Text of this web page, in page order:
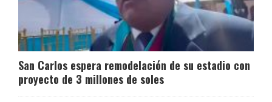
San Carlos espera remodelación de su estadio con
proyecto de 3 millones de soles